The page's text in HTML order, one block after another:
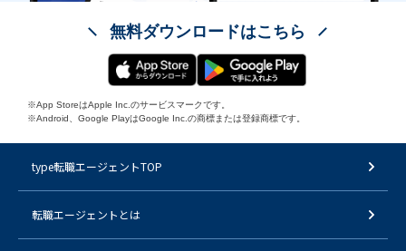
無料ダウンロードはこちら
※App StoreはApple Inc.のサービスマークです。
※Android、Google PlayはGoogle Inc.の商標または登録商標です。
type転職エージェントTOP
転職エージェントとは